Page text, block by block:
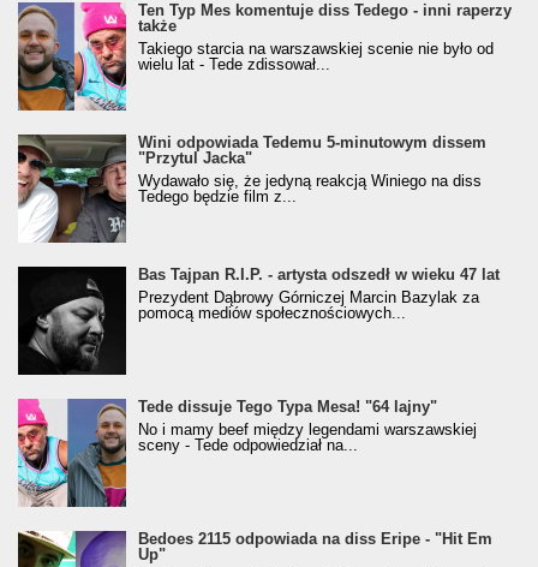
Ten Typ Mes komentuje diss Tedego - inni raperzy
także
Takiego starcia na warszawskiej scenie nie było od
wielu lat - Tede zdissował...
Wini odpowiada Tedemu 5-minutowym dissem
"Przytul Jacka"
Wydawało się, że jedyną reakcją Winiego na diss
Tedego będzie film z...
Bas Tajpan R.I.P. - artysta odszedł w wieku 47 lat
Prezydent Dąbrowy Górniczej Marcin Bazylak za
pomocą mediów społecznościowych...
Tede dissuje Tego Typa Mesa! "64 lajny"
No i mamy beef między legendami warszawskiej
sceny - Tede odpowiedział na...
Bedoes 2115 odpowiada na diss Eripe - "Hit Em
Up"